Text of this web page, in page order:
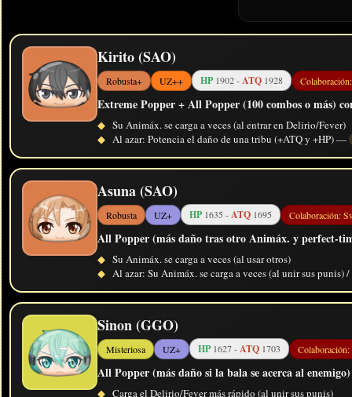
Kirito (SAO)
Robusta+ UZ++ HP1902 -ATQ 1928
Extreme Popper + All Popper (100 combos o más)
◆ Su Animáx. se carga a veces (al entrar en Delirio/Fever)
◆ Al azar: Potencia el daño de una tribu (+ATQ y +HP) —
Asuna (SAO)
Robusta UZ+ HP1635 -ATQ 1695 Colaboración:
All Popper (más daño tras otro Animáx. y perfect-
◆ Su Animáx. se carga a veces (al usar otros)
◆ Al azar: Su Animáx. se carga a veces (al unir sus punis)
Sinon (GGO)
Misteriosa UZ+ HP1627 -ATQ 1703
All Popper (más daño si la bala se acerca al
◆ Carga el Delirio/Fever más rápido (al unir sus punis)